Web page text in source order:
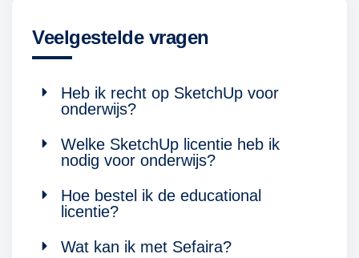
Veelgestelde vragen
Heb ik recht op SketchUp voor
onderwijs?
Welke SketchUp licentie heb ik
nodig voor onderwijs?
Hoe bestel ik de educational
licentie?
Wat kan ik met Sefaira?